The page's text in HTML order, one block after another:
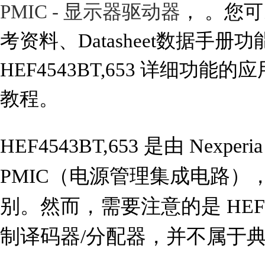
PMIC - 显示器驱动器 ， 。您
考资料、Datasheet数据手册
HEF4543BT,653 详细功能的
教程。
HEF4543BT,653 是由
PMIC（电源管理集成电路）
别。然而，需要注意的是
制译码器/分配器，并不属于